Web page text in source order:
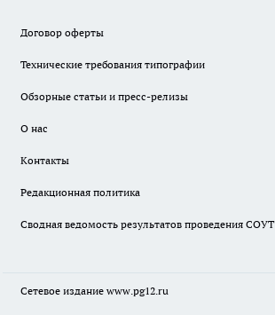
Договор оферты
Технические требования типографии
Обзорные статьи и пресс-релизы
О нас
Контакты
Редакционная политика
Сводная ведомость результатов проведения СОУТ
Сетевое издание www.pg12.ru